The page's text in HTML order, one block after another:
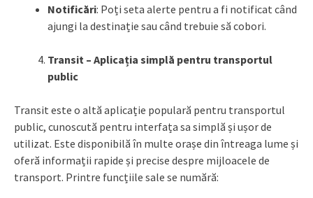
Notificări: Poți seta alerte pentru a fi notificat când
ajungi la destinație sau când trebuie să cobori.
Transit – Aplicația simplă pentru transportul
public
Transit este o altă aplicație populară pentru transportul
public, cunoscută pentru interfața sa simplă și ușor de
utilizat. Este disponibilă în multe orașe din întreaga lume și
oferă informații rapide și precise despre mijloacele de
transport. Printre funcțiile sale se numără: